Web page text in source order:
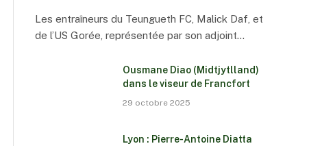
Les entraîneurs du Teungueth FC, Malick Daf, et
de l’US Gorée, représentée par son adjoint…
Ousmane Diao (Midtjytlland)
dans le viseur de Francfort
29 octobre 2025
Lyon : Pierre-Antoine Diatta